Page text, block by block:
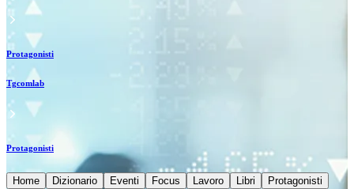
Protagonisti
Tgcomlab
Protagonisti
Home Dizionario Eventi Focus Lavoro Libri
Protagonisti